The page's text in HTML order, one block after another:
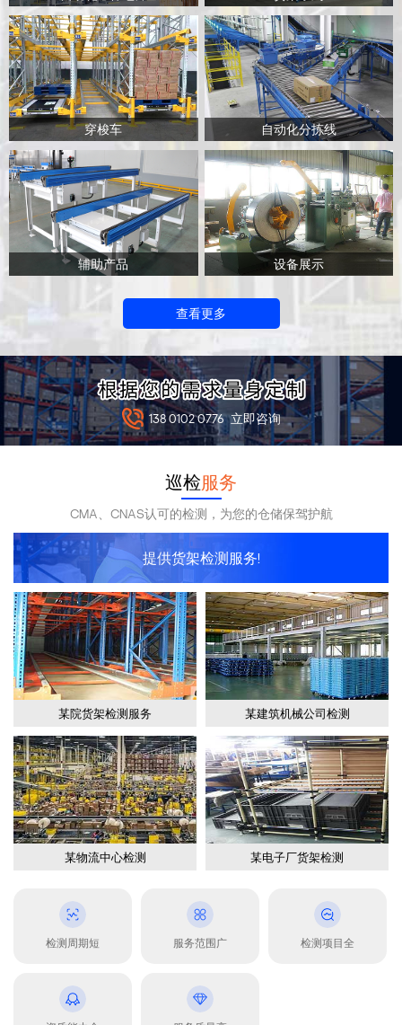
穿梭车 自动化分拣线
辅助产品 设备展示
查看更多
138 0102 0776 立即咨询
巡检服务
CMA、CNAS认可的检测，为您的仓储保驾护航
提供货架检测服务!
某院货架检测服务 某建筑机械公司检测
某物流中心检测 某电子厂货架检测
检测周期短 服务范围广 检测项目全